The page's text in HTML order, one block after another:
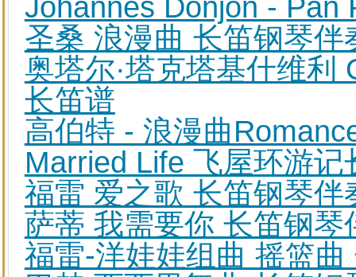
圣桑 浪漫曲 长笛钢琴伴
奥塔尔·塔克塔基什维利
长笛谱
高伯特 - 浪漫曲
Married Life 飞屋环游记
福雷 爱之歌 长笛钢琴伴
萨蒂 我需要你 长笛钢琴
福雷-洋娃娃组曲 摇篮